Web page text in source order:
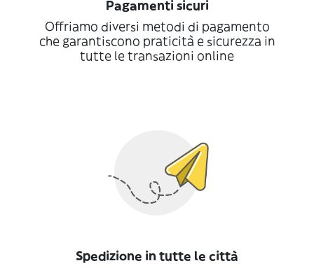
Pagamenti sicuri
Offriamo diversi metodi di pagamento
che garantiscono praticità e sicurezza in
tutte le transazioni online
Spedizione in tutte le città